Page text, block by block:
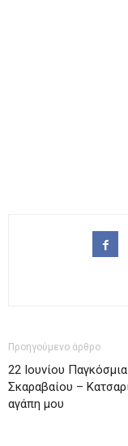
Προηγούμενο άρθρο
22 Ιουνίου
Σκαραβαίου –
αγάπη μου